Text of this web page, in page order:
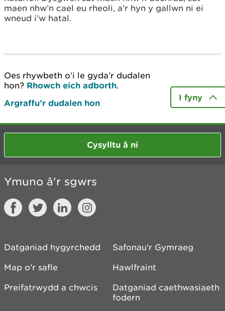
maen nhw’n cael eu rheoli, a’r hyn y gallwn ni ei
wneud i’w hatal.
Oes rhywbeth o’i le gyda’r dudalen
hon? Rhowch eich adborth.
Argraffu’r dudalen hon
I fyny
Cysylltu â ni
Ymuno â'r sgwrs
Datganiad hygyrchedd
Safonau'r Gymraeg
Map o'r safle
Hawlfraint
Preifatrwydd a chwcis
Datganiad caethwasiaeth
fodern